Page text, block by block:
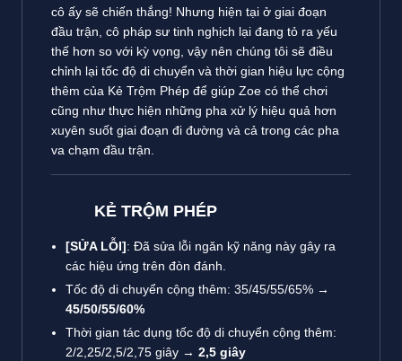
cô ấy sẽ chiến thắng! Nhưng hiện tại ở giai đoạn
đầu trận, cô pháp sư tinh nghịch lại đang tỏ ra yếu
thế hơn so với kỳ vọng, vậy nên chúng tôi sẽ điều
chỉnh lại tốc độ di chuyển và thời gian hiệu lực cộng
thêm của Kẻ Trộm Phép để giúp Zoe có thể chơi
cũng như thực hiện những pha xử lý hiệu quả hơn
xuyên suốt giai đoạn đi đường và cả trong các pha
va chạm đầu trận.
KẺ TRỘM PHÉP
[SỬA LỖI]: Đã sửa lỗi ngăn kỹ năng này gây ra
các hiệu ứng trên đòn đánh.
Tốc độ di chuyển cộng thêm: 35/45/55/65% →
45/50/55/60%
Thời gian tác dụng tốc độ di chuyển cộng thêm:
2/2,25/2,5/2,75 giây → 2,5 giây